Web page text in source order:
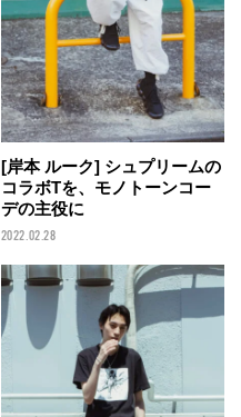
[岸本 ルーク] シュプリームの
コラボTを、モノトーンコー
デの主役に
2022.02.28